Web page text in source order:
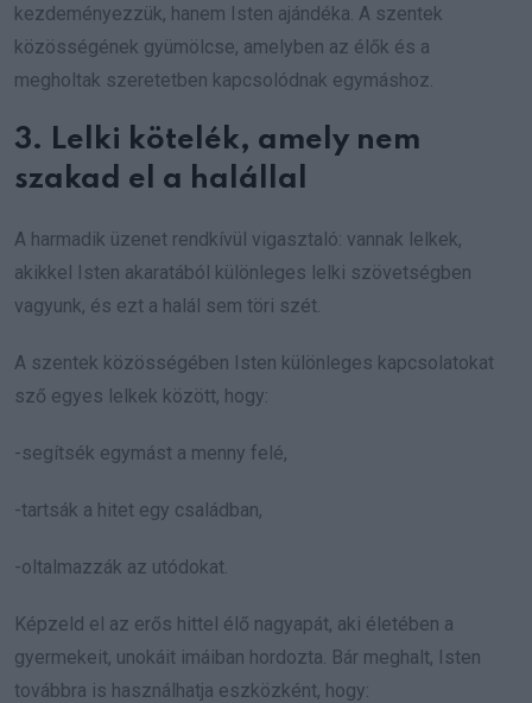
kezdeményezzük, hanem Isten ajándéka. A szentek
közösségének gyümölcse, amelyben az élők és a
megholtak szeretetben kapcsolódnak egymáshoz.
3. Lelki kötelék, amely nem
szakad el a halállal
A harmadik üzenet rendkívül vigasztaló: vannak lelkek,
akikkel Isten akaratából különleges lelki szövetségben
vagyunk, és ezt a halál sem töri szét.
A szentek közösségében Isten különleges kapcsolatokat
sző egyes lelkek között, hogy:
-segítsék egymást a menny felé,
-tartsák a hitet egy családban,
-oltalmazzák az utódokat.
Képzeld el az erős hittel élő nagyapát, aki életében a
gyermekeit, unokáit imáiban hordozta. Bár meghalt, Isten
továbbra is használhatja eszközként, hogy: